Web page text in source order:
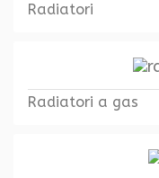
Radiatori
Radiatori a gas